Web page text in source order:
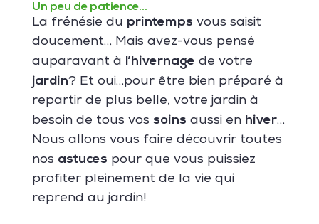
Un peu de patience…
La frénésie du printemps vous saisit
doucement… Mais avez-vous pensé
auparavant à l’hivernage de votre
jardin? Et oui…pour être bien préparé à
repartir de plus belle, votre jardin à
besoin de tous vos soins aussi en hiver…
Nous allons vous faire découvrir toutes
nos astuces pour que vous puissiez
profiter pleinement de la vie qui
reprend au jardin!